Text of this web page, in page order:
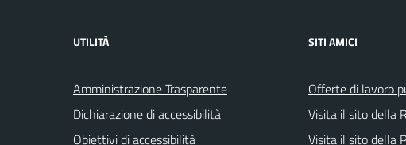
UTILITÀ
Amministrazione Trasparente
Dichiarazione di accessibilità
Obiettivi di accessibilità
SITI AMICI
Offerte di lavoro
Visita il sito della
Visita il sito della